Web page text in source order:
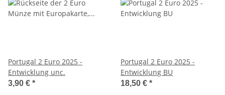
Portugal 2 Euro 2025 -
Entwicklung unc.
3,90 € *
Portugal 2 Euro 2025 -
Entwicklung BU
18,50 € *